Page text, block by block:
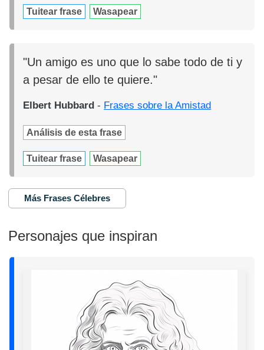
Tuitear frase Wasapear
"Un amigo es uno que lo sabe todo de ti y
a pesar de ello te quiere."
Elbert Hubbard - Frases sobre la Amistad
Análisis de esta frase
Tuitear frase Wasapear
Más Frases Célebres
Personajes que inspiran